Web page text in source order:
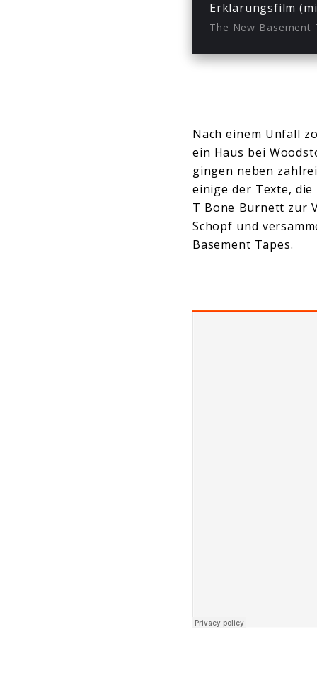
Erklärungsfilm
The New Basement
Nach einem Unfall
ein Haus bei
gingen neben
einige der Texte,
T Bone Burnett zur
Schopf und
Basement Tapes.